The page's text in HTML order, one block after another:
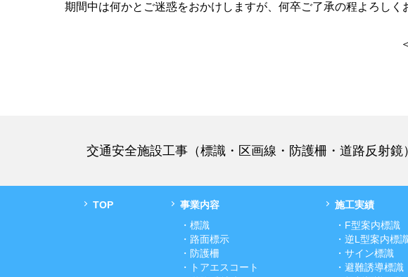
期間中は何かとご迷惑をおかけしますが、何卒ご了承の程よろしく
＜
交通安全施設工事（標識・区画線・防護柵・道路反射
TOP
事業内容
・標識
・路面標示
・防護柵
・トアエスコート
施工実績
・F型案内標識
・逆L型案内標
・サイン標識
・避難誘導標識